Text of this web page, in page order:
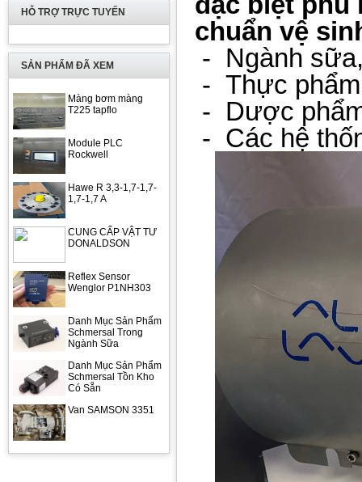
HỖ TRỢ TRỰC TUYẾN
SẢN PHẨM ĐÃ XEM
Màng bơm màng
T225 tapflo
Module PLC
Rockwell
Hawe R 3,3-1,7-1,7-
1,7-1,7 A
CUNG CẤP VẬT TƯ
DONALDSON
Reflex Sensor
Wenglor P1NH303
Danh Mục Sản Phẩm
Schmersal Trong
Ngành Sữa
Danh Mục Sản Phẩm
Schmersal Tồn Kho
Có Sẵn
Van SAMSON 3351
chuẩn vệ
- Ngành
- Thực
- Dược
- Các hệ